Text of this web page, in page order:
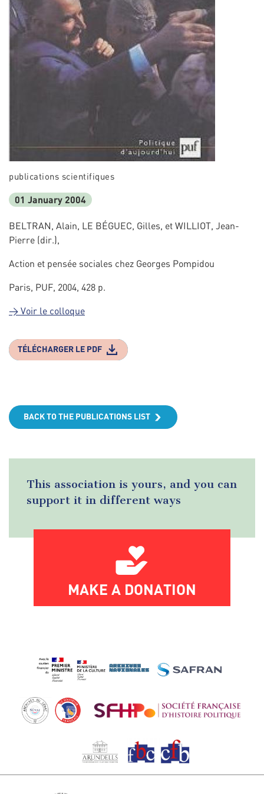
publications scientifiques
01 January 2004
BELTRAN, Alain, LE BÉGUEC, Gilles, et WILLIOT, Jean-
Pierre (dir.),
Action et pensée sociales chez Georges Pompidou
Paris, PUF, 2004, 428 p.
> Voir le colloque
TÉLÉCHARGER LE PDF
BACK TO THE PUBLICATIONS LIST
This association is yours, and you can
support it in different ways
MAKE A DONATION